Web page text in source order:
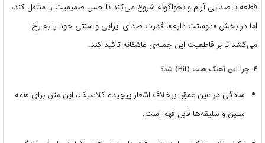
قطعه با صدایی آرام و نجواگونه شروع می‌کند تا حس صمیمیت را منتقل کند،
اما در بخش «دوستت دارم»، قدرت صدای اپرایی و سنتی خود را به رخ
می‌کشد تا بر قاطعیت این جمله‌ی عاشقانه تاکید کند.
۴. چرا این آهنگ هیت (Hit) شد؟
سادگی در عین عمق: برخلاف اشعار پیچیده کلاسیک، این متن برای همه
سنین و سلیقه‌ها قابل فهم است.